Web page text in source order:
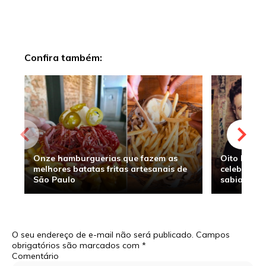
Confira também:
Onze hamburguerias que fazem as
melhores batatas fritas artesanais de
São Paulo
Oito
sabia
O seu endereço de e-mail não será publicado. Campos
obrigatórios são marcados com *
Comentário